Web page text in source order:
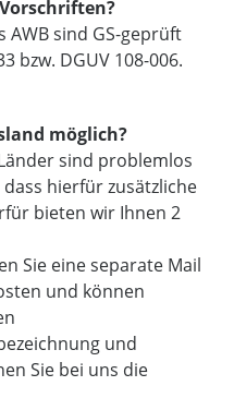
AWB sind GS-geprüft
bzw. DGUV 108-006.
möglich?
sind problemlos
hierfür zusätzliche
bieten wir Ihnen 2
Sie eine separate Mail
und können
und
Sie bei uns die